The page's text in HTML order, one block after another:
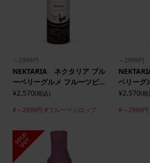
～2999円
NEKTARIA ネクタリア ブル
ーベリーグルメ フルーツピ...
¥2,570(税込)
#～2999円 #フルーツシロップ
～2999円
ベリーグ
¥2,570(税
#～2999円
S
O
L
D
O
U
T